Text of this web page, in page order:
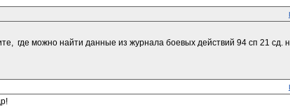
где можно найти данные из журнала боевых действий 94 сп 21 сд.